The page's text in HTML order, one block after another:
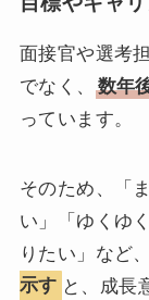
面接官や選考
でなく、
数年
っています。
そのため、「
い」「ゆくゆ
りたい」など、
示す と、成長